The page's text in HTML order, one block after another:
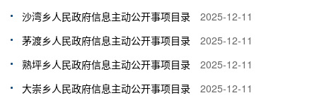
沙湾乡人民政府信息主动公开事项目录
2025-12-11
茅渡乡人民政府信息主动公开事项目录
2025-12-11
熟坪乡人民政府信息主动公开事项目录
2025-12-11
大崇乡人民政府信息主动公开事项目录
2025-12-11